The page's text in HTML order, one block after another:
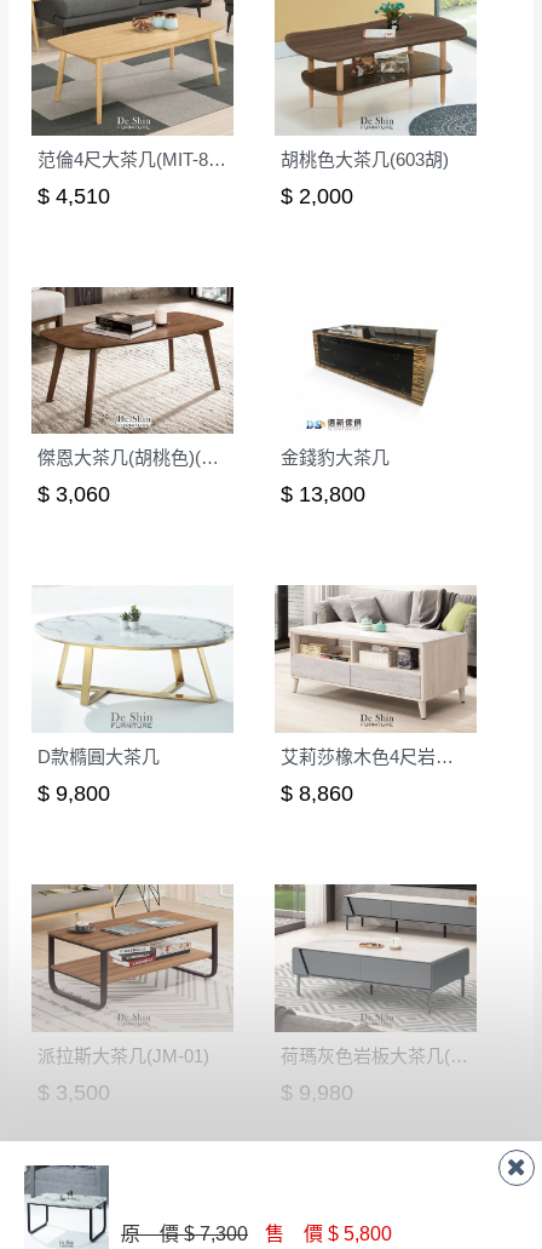
范倫4尺大茶几(MIT-8075)
$ 4,510
胡桃色大茶几(603胡)
$ 2,000
傑恩大茶几(胡桃色)(MIT-3184)
$ 3,060
金錢豹大茶几
$ 13,800
D款橢圓大茶几
$ 9,800
艾莉莎橡木色4尺岩板大茶几
$ 8,860
派拉斯大茶几(JM-01)
$ 3,500
荷瑪灰色岩板大茶几(AG21-13)
$ 9,980
原 價 $ 7,300 售 價 $ 5,800